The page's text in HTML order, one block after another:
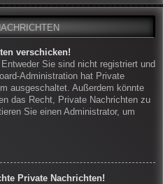
verschicken!
Sie sind nicht registriert und
Administration hat Private
ausgeschaltet. Außerdem könnte
das Recht, Private Nachrichten zu
Sie einen Administrator, um
Private Nachrichten!